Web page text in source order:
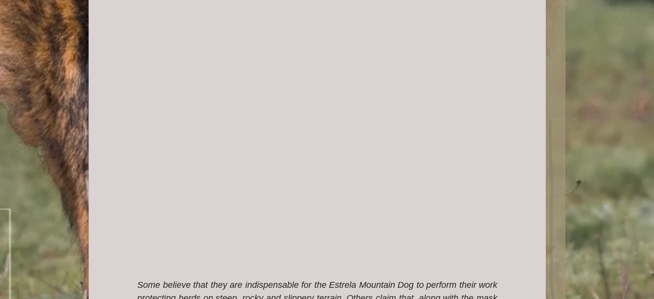
Some believe that they are indispensable for the Estrela Mountain Dog to perform their work